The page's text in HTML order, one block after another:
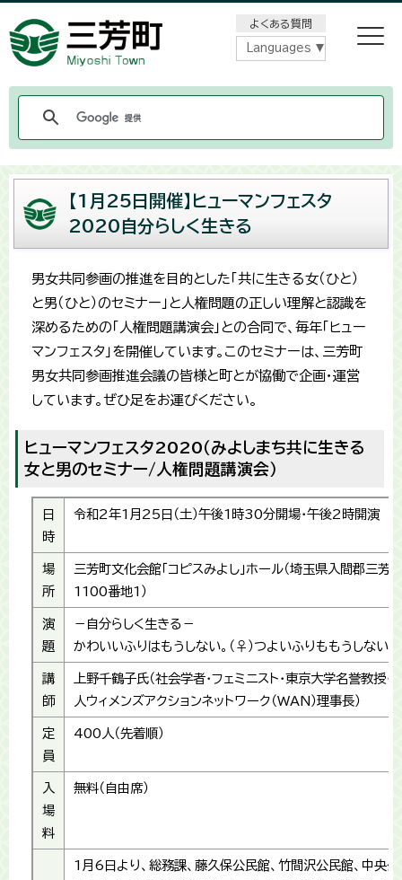
よくある質問
Languages
【1月25日開催】ヒューマンフェスタ
2020自分らしく生きる
男女共同参画の推進を目的とした「共に生きる女（ひと）
と男（ひと）のセミナー」と人権問題の正しい理解と認識を
深めるための「人権問題講演会」との合同で、毎年「ヒュー
マンフェスタ」を開催しています。このセミナーは、三芳町
男女共同参画推進会議の皆様と町とが協働で企画・運営
しています。ぜひ足をお運びください。
ヒューマンフェスタ2020（みよしまち共に生きる
女と男のセミナー/人権問題講演会）
日
時
令和2年1月25日（土）午後1時30分開場・午後2時開演
場
所
三芳町文化会館「コピスみよし」ホール（埼玉県入間郡三芳
1100番地1）
演
題
－自分らしく生きる－
かわいいふりはもうしない。（♀）つよいふりももうしない。
講
師
上野千鶴子氏（社会学者・フェミニスト・東京大学名誉教授
人ウィメンズアクションネットワーク（WAN）理事長）
定
員
400人（先着順）
入
場
料
無料（自由席）
1月6日より、総務課、藤久保公民館、竹間沢公民館、中央公